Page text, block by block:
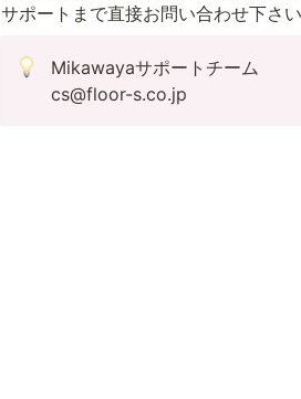
サポートまで直接お問い合わせ下さい
Mikawayaサポートチーム
cs@floor-s.co.jp